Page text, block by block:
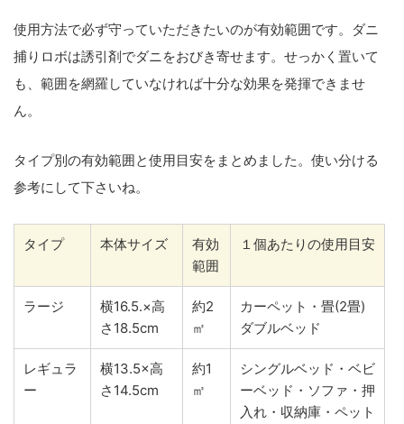
使用方法で必ず守っていただきたいのが有効範囲です。ダニ
捕りロボは誘引剤でダニをおびき寄せます。せっかく置いて
も、範囲を網羅していなければ十分な効果を発揮できませ
ん。
タイプ別の有効範囲と使用目安をまとめました。使い分ける
参考にして下さいね。
タイプ 本体サイズ
有効
範囲
１個あたりの使用目安
ラージ
横16.5.×高
さ18.5cm
約2
㎡
カーペット・畳(2畳)
ダブルベッド
レギュラ
ー
横13.5×高
さ14.5cm
約1
㎡
シングルベッド・ベビ
ーベッド・ソファ・押
入れ・収納庫・ペット